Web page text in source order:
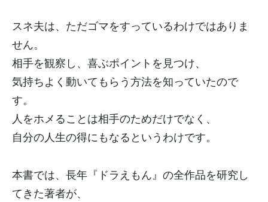
スネ夫は、ただゴマをすっているわけではありま
せん。
相手を観察し、喜ぶポイントを見つけ、
気持ちよく動いてもらう方法を知っていたので
す。
人をホメることは相手のためだけでなく、
自分の人生の得にもなるというわけです。
本書では、長年『ドラえもん』の全作品を研究し
てきた著者が、